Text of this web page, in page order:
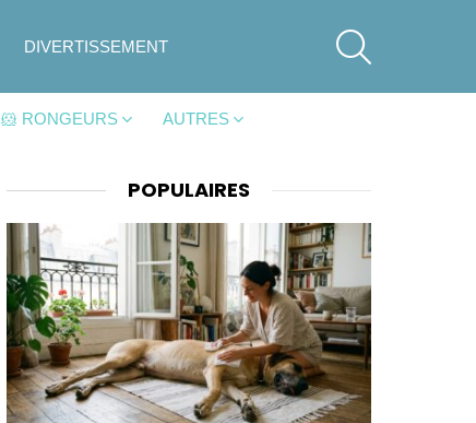
DIVERTISSEMENT
🐹 RONGEURS AUTRES
POPULAIRES